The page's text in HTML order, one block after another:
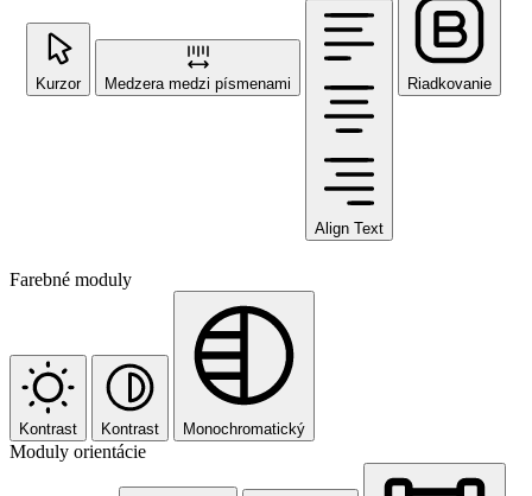
Kurzor Medzera medzi písmenami
Align Text
Riadkovanie
Farebné moduly
Kontrast Kontrast Monochromatický
Moduly orientácie